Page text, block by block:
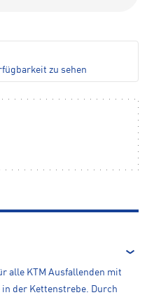
zu sehen
alle KTM Ausfallenden mit
der Kettenstrebe. Durch